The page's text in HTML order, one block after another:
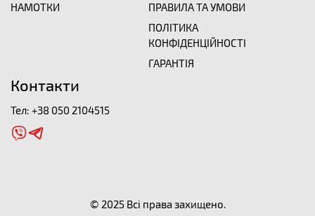
НАМОТКИ
ПРАВИЛА ТА УМОВИ
ПОЛІТИКА
КОНФІДЕНЦІЙНОСТІ
ГАРАНТІЯ
Контакти
Тел: +38 050 2104515
© 2025 Всі права захищено.